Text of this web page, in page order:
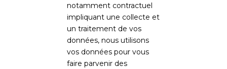
notamment contractuel
impliquant une collecte et
un traitement de vos
données, nous utilisons
vos données pour vous
faire parvenir des